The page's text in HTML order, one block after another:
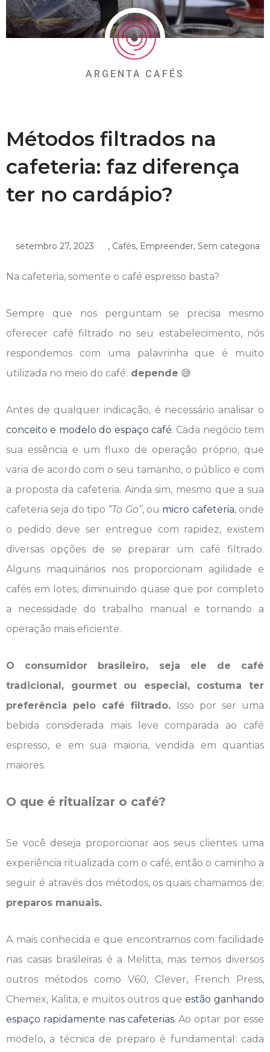
ARGENTA CAFÉS
Métodos filtrados na
cafeteria: faz diferença
ter no cardápio?
setembro 27, 2023 , Cafés, Empreender, Sem categoria
Na cafeteria, somente o café espresso basta?
Sempre que nos perguntam se precisa mesmo
oferecer café filtrado no seu estabelecimento, nós
respondemos com uma palavrinha que é muito
utilizada no meio do café: depende 😅
Antes de qualquer indicação, é necessário analisar o
conceito e modelo do espaço café. Cada negócio tem
sua essência e um fluxo de operação próprio, que
varia de acordo com o seu tamanho, o público e com
a proposta da cafeteria. Ainda sim, mesmo que a sua
cafeteria seja do tipo “To Go”, ou micro cafeteria, onde
o pedido deve ser entregue com rapidez, existem
diversas opções de se preparar um café filtrado.
Alguns maquinários nos proporcionam agilidade e
cafés em lotes, diminuindo quase que por completo
a necessidade do trabalho manual e tornando a
operação mais eficiente.
O consumidor brasileiro, seja ele de café
tradicional, gourmet ou especial, costuma ter
preferência pelo café filtrado.
Isso por ser uma
bebida considerada mais leve comparada ao café
espresso, e em sua maioria, vendida em quantias
maiores.
O que é ritualizar o café?
Se você deseja proporcionar aos seus clientes uma
experiência ritualizada com o café, então o caminho a
seguir é através dos métodos, os quais chamamos de:
preparos manuais.
A mais conhecida e que encontramos com facilidade
nas casas brasileiras é a Melitta, mas temos diversos
outros métodos como V60, Clever, French Press,
Chemex, Kalita, e muitos outros queestão ganhando
espaço rapidamente nas cafeterias. Ao optar por esse
modelo, a técnica de preparo é fundamental: cada